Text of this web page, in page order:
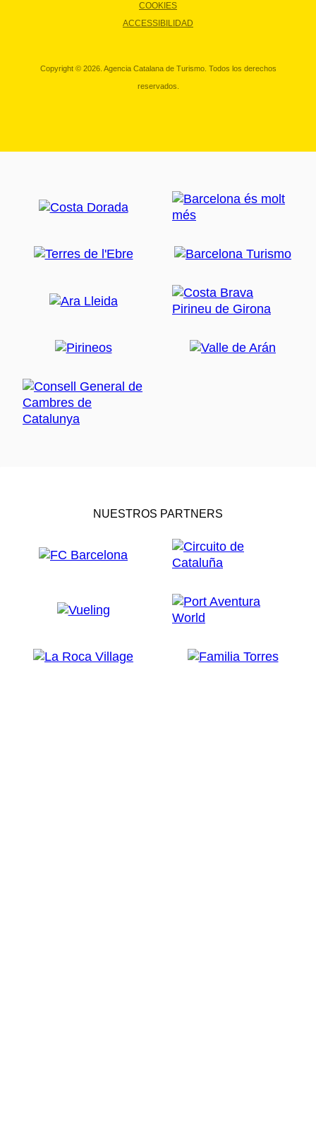
COOKIES
ACCESSIBILIDAD
Copyright © 2026. Agencia Catalana de Turismo. Todos los derechos
reservados.
NUESTROS PARTNERS